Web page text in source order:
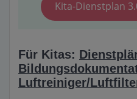
Kita-Dienstplan
Für Kitas:
Luftreiniger/